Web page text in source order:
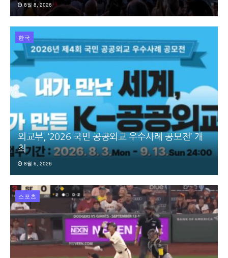
8월 8, 2026
한국
외교부, ‘2026 국민 공공외교 우수사례 공모전’ 개
최
8월 6, 2026
스포츠